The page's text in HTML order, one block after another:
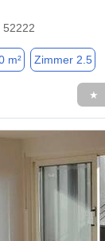
52222
m² Zimmer 2.5
★